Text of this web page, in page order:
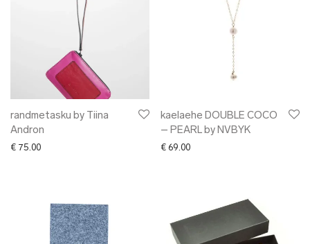
randmetasku by Tiina
Andron
€ 75.00
kaelaehe DOUBLE COCO
– PEARL by NVBYK
€ 69.00